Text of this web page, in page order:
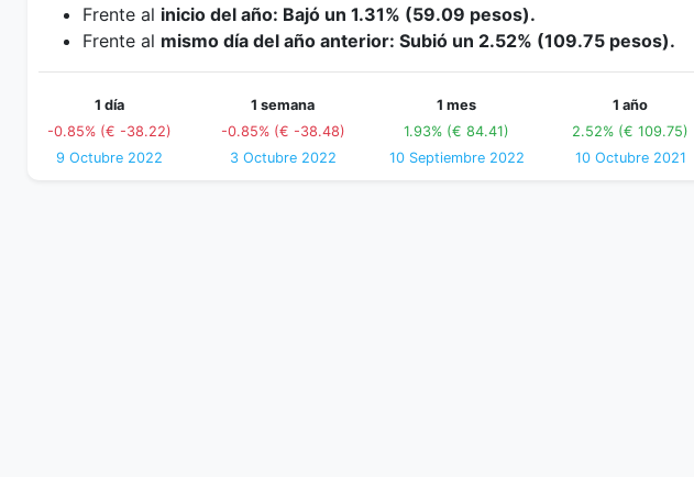
Frente al inicio del año: Bajó un 1.31% (59.09 pesos).
Frente al mismo día del año anterior: Subió un 2.52% (109.75 pesos).
1 día
-0.85% (€ -38.22)
9 Octubre 2022
1 semana
-0.85% (€ -38.48)
3 Octubre 2022
1 mes
1.93% (€ 84.41)
10 Septiembre 2022
1 año
2.52% (€ 109.75)
10 Octubre 2021